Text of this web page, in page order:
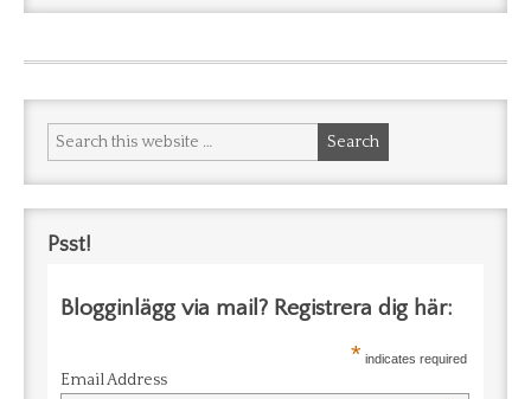
Psst!
Blogginlägg via mail? Registrera dig här:
* indicates required
Email Address